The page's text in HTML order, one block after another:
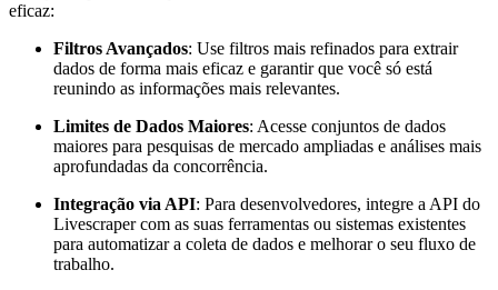
eficaz:
Filtros Avançados: Use filtros mais refinados para extrair
dados de forma mais eficaz e garantir que você só está
reunindo as informações mais relevantes.
Limites de Dados Maiores: Acesse conjuntos de dados
maiores para pesquisas de mercado ampliadas e análises mais
aprofundadas da concorrência.
Integração via API: Para desenvolvedores, integre a API do
Livescraper com as suas ferramentas ou sistemas existentes
para automatizar a coleta de dados e melhorar o seu fluxo de
trabalho.